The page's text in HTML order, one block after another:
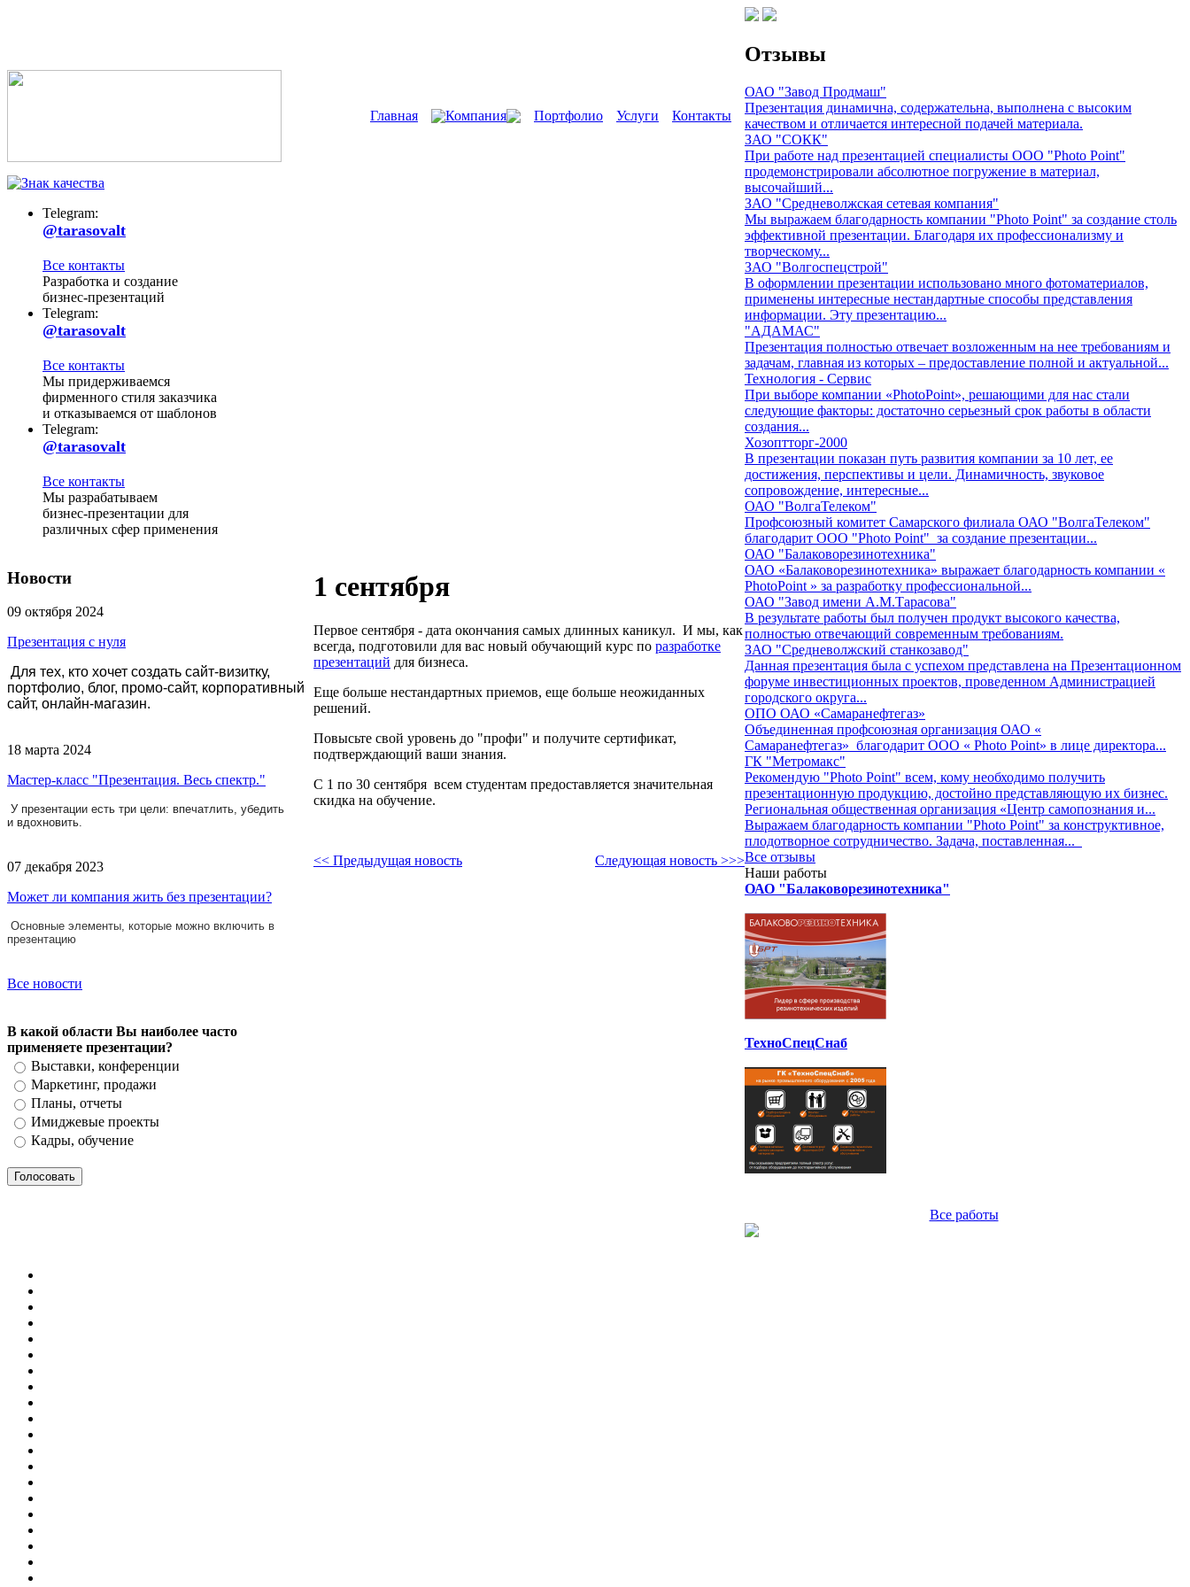
Главная Компания Портфолио Услуги Контакты
Telegram:
@tarasovalt
Все контакты
Разработка и создание
бизнес-презентаций
Telegram:
@tarasovalt
Все контакты
Мы придерживаемся
фирменного стиля заказчика
и отказываемся от шаблонов
Telegram:
@tarasovalt
Все контакты
Мы разрабатываем
бизнес-презентации для
различных сфер применения
Новости
09 октября 2024
Презентация с нуля
Для тех, кто хочет создать сайт-визитку,
портфолио, блог, промо-сайт, корпоративный
сайт, онлайн-магазин.
18 марта 2024
Мастер-класс "Презентация. Весь спектр."
У презентации есть три цели: впечатлить, убедить
и вдохновить.
07 декабря 2023
Может ли компания жить без презентации?
Основные элементы, которые можно включить в
презентацию
Все новости
В какой области Вы наиболее часто
применяете презентации?
Выставки, конференции
Маркетинг, продажи
Планы, отчеты
Имиджевые проекты
Кадры, обучение
1 сентября
Первое сентября - дата окончания самых длинных каникул. И мы, как
всегда, подготовили для вас новый обучающий курс по разработке
презентаций для бизнеса.
Еще больше нестандартных приемов, еще больше неожиданных
решений.
Повысьте свой уровень до "профи" и получите сертификат,
подтверждающий ваши знания.
С 1 по 30 сентября всем студентам предоставляется значительная
скидка на обучение.
<< Предыдущая новость Следующая новость >>>
Отзывы
ОАО "Завод Продмаш"
Презентация динамична, содержательна, выполнена с высоким
качеством и отличается интересной подачей материала.
ЗАО "СОКК"
При работе над презентацией специалисты ООО "Photo Point"
продемонстрировали абсолютное погружение в материал,
высочайший...
ЗАО "Средневолжская сетевая компания"
Мы выражаем благодарность компании "Photo Point" за создание столь
эффективной презентации. Благодаря их профессионализму и
творческому...
ЗАО "Волгоспецстрой"
В оформлении презентации использовано много фотоматериалов,
применены интересные нестандартные способы представления
информации. Эту презентацию...
"АДАМАС"
Презентация полностью отвечает возложенным на нее требованиям и
задачам, главная из которых – предоставление полной и актуальной...
Технология - Сервис
При выборе компании «PhotoPoint», решающими для нас стали
следующие факторы: достаточно серьезный срок работы в области
создания...
Хозоптторг-2000
В презентации показан путь развития компании за 10 лет, ее
достижения, перспективы и цели. Динамичность, звуковое
сопровождение, интересные...
ОАО "ВолгаТелеком"
Профсоюзный комитет Самарского филиала ОАО "ВолгаТелеком"
благодарит ООО "Photo Point" за создание презентации...
ОАО "Балаковорезинотехника"
ОАО «Балаковорезинотехника» выражает благодарность компании «
PhotoPoint » за разработку профессиональной...
ОАО "Завод имени А.М.Тарасова"
В результате работы был получен продукт высокого качества,
полностью отвечающий современным требованиям.
ЗАО "Средневолжский станкозавод"
Данная презентация была с успехом представлена на Презентационном
форуме инвестиционных проектов, проведенном Администрацией
городского округа...
ОПО ОАО «Самаранефтегаз»
Объединенная профсоюзная организация ОАО «
Самаранефтегаз» благодарит ООО « Photo Point» в лице директора...
ГК "Метромакс"
Рекомендую "Photo Point" всем, кому необходимо получить
презентационную продукцию, достойно представляющую их бизнес.
Региональная общественная организация «Центр самопознания и...
Выражаем благодарность компании "Photo Point" за конструктивное,
плодотворное сотрудничество. Задача, поставленная...
Все отзывы
Наши работы
ОАО "Балаковорезинотехника"
ТехноСпецСнаб
Все работы